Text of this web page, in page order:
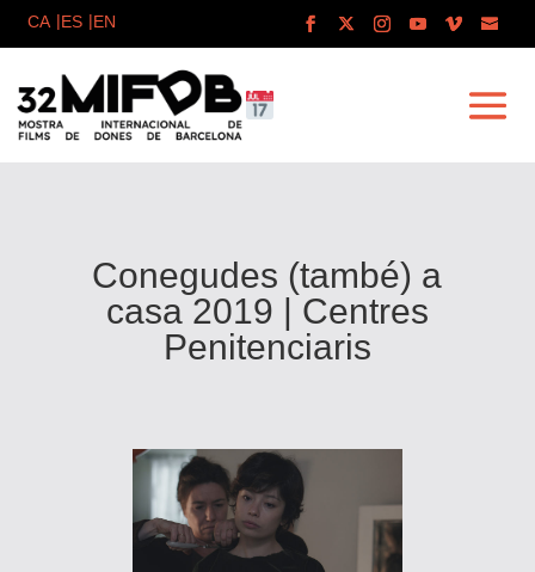
Conegudes (també) a
casa 2019 | Centres
Penitenciaris